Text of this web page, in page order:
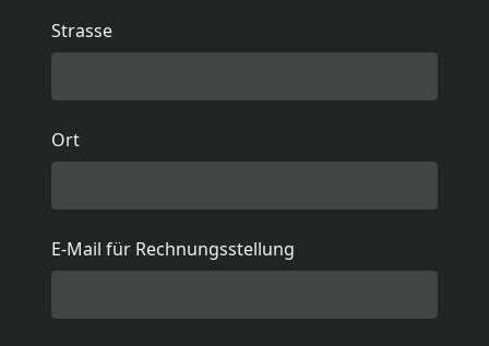
Strasse
Ort
E-Mail für Rechnungsstellung